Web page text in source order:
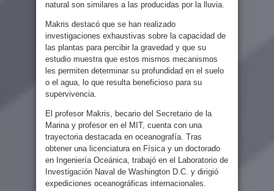
natural son similares a las producidas por la lluvia.
Makris destacó que se han realizado
investigaciones exhaustivas sobre la capacidad de
las plantas para percibir la gravedad y que su
estudio muestra que estos mismos mecanismos
les permiten determinar su profundidad en el suelo
o el agua, lo que resulta beneficioso para su
supervivencia.
El profesor Makris, becario del Secretario de la
Marina y profesor en el MIT, cuenta con una
trayectoria destacada en oceanografía. Tras
obtener una licenciatura en Física y un doctorado
en Ingeniería Oceánica, trabajó en el Laboratorio de
Investigación Naval de Washington D.C. y dirigió
expediciones oceanográficas internacionales.